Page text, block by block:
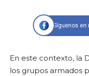
Síguenos en
En este contexto, la
los grupos armados